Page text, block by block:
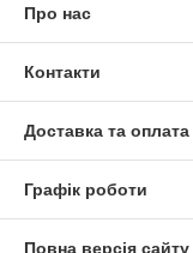
Про нас
Контакти
Доставка та оплата
Графік роботи
Повна версія сайту